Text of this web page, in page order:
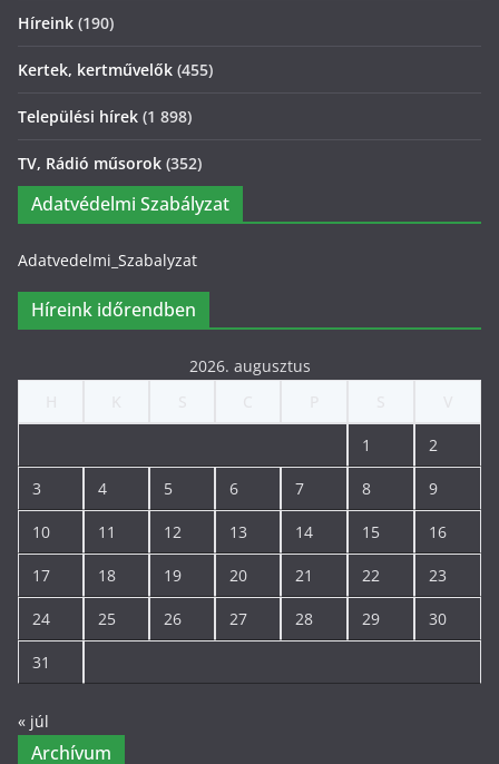
Híreink (190)
Kertek, kertművelők (455)
Települési hírek (1 898)
TV, Rádió műsorok (352)
Adatvédelmi Szabályzat
Adatvedelmi_Szabalyzat
Híreink időrendben
2026. augusztus
1 2
3 4 5 6 7 8 9
10 11 12 13 14 15 16
17 18 19 20 21 22 23
24 25 26 27 28 29 30
31
« júl
Archívum